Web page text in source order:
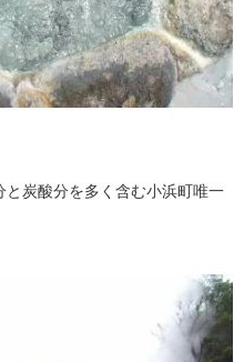
炭酸分を多く含む小浜町唯一